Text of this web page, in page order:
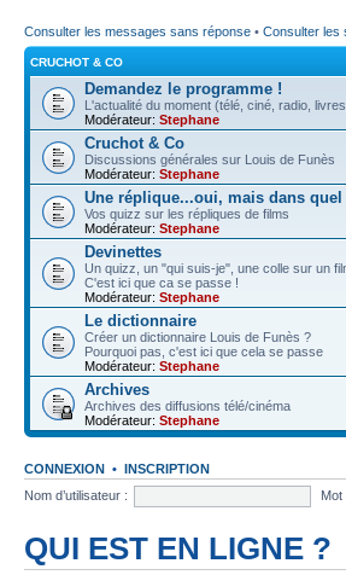
Consulter les messages sans réponse • Consulter les
CRUCHOT & CO
Demandez le programme !
L'actualité du moment (télé, ciné, radio,
Modérateur: Stephane
Cruchot & Co
Discussions générales sur Louis de Funès
Modérateur: Stephane
Une réplique...oui, mais dans
Vos quizz sur les répliques de films
Modérateur: Stephane
Devinettes
Un quizz, un "qui suis-je", une colle sur un
C'est ici que ca se passe !
Modérateur: Stephane
Le dictionnaire
Créer un dictionnaire Louis de Funès ?
Pourquoi pas, c'est ici que cela se passe
Modérateur: Stephane
Archives
Archives des diffusions télé/cinéma
Modérateur: Stephane
CONNEXION • INSCRIPTION
Nom d’utilisateur :
Mot
QUI EST EN LIGNE ?